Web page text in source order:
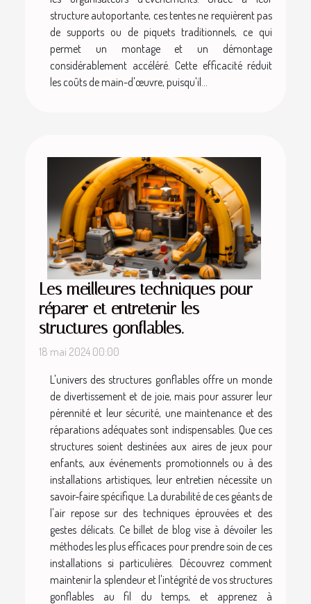
structure autoportante, ces tentes ne requièrent pas
de supports ou de piquets traditionnels, ce qui
permet un montage et un démontage
considérablement accéléré. Cette efficacité réduit
les coûts de main-d'œuvre, puisqu'il...
Les meilleures techniques pour
réparer et entretenir les
structures gonflables.
18 mai 2024 00:00
L'univers des structures gonflables offre un monde
de divertissement et de joie, mais pour assurer leur
pérennité et leur sécurité, une maintenance et des
réparations adéquates sont indispensables. Que ces
structures soient destinées aux aires de jeux pour
enfants, aux événements promotionnels ou à des
installations artistiques, leur entretien nécessite un
savoir-faire spécifique. La durabilité de ces géants de
l'air repose sur des techniques éprouvées et des
gestes délicats. Ce billet de blog vise à dévoiler les
méthodes les plus efficaces pour prendre soin de ces
installations si particulières. Découvrez comment
maintenir la splendeur et l'intégrité de vos structures
gonflables au fil du temps, et apprenez à